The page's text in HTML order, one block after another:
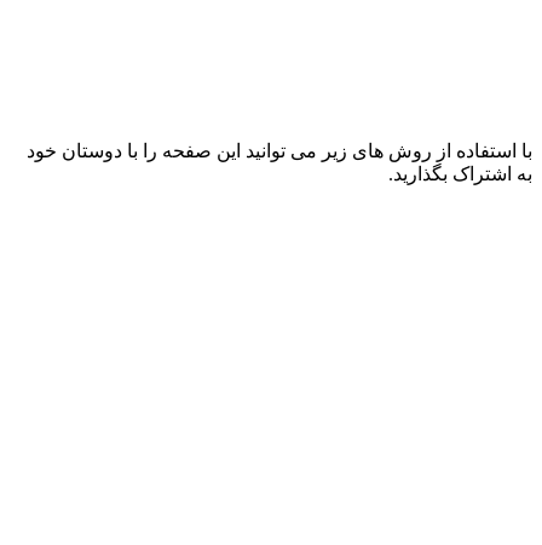
با استفاده از روش های زیر می توانید این صفحه را با دوستان خود
به اشتراک بگذارید.